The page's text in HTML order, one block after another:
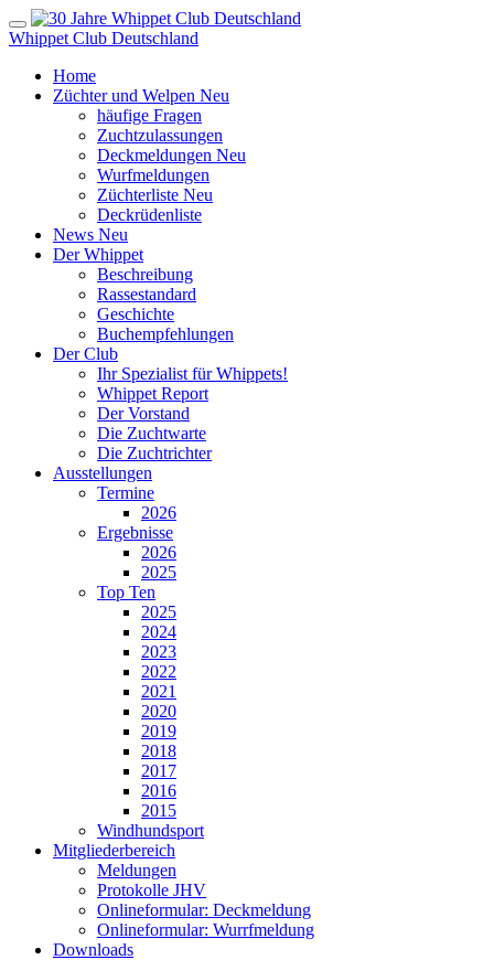
Whippet Club Deutschland
Home
Züchter und Welpen Neu
häufige Fragen
Zuchtzulassungen
Deckmeldungen Neu
Wurfmeldungen
Züchterliste Neu
Deckrüdenliste
News Neu
Der Whippet
Beschreibung
Rassestandard
Geschichte
Buchempfehlungen
Der Club
Ihr Spezialist für Whippets!
Whippet Report
Der Vorstand
Die Zuchtwarte
Die Zuchtrichter
Ausstellungen
Termine
2026
Ergebnisse
2026
2025
Top Ten
2025
2024
2023
2022
2021
2020
2019
2018
2017
2016
2015
Windhundsport
Mitgliederbereich
Meldungen
Protokolle JHV
Onlineformular: Deckmeldung
Onlineformular: Wurrfmeldung
Downloads